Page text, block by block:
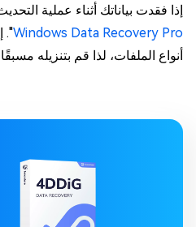
إذا فقدت بياناتك أثناء عملية
Windows Data Recovery Pro
".
أنواع الملفات، لذا قم بتنزيله